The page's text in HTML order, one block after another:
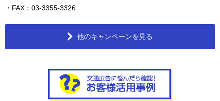
・FAX：03-3355-3326
他のキャンペーンを見る